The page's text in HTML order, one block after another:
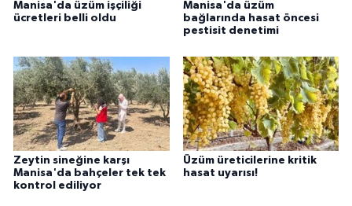
Manisa'da üzüm işçiliği
ücretleri belli oldu
Manisa'da üzüm
bağlarında hasat öncesi
pestisit denetimi
Zeytin sineğine karşı
Manisa'da bahçeler tek tek
kontrol ediliyor
Üzüm üreticilerine kritik
hasat uyarısı!